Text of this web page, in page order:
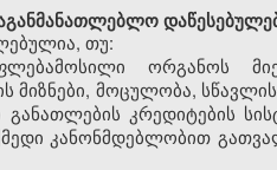
თუ:
ორგანოს
მიზნები, მოცულობა,
განათლების კრედიტების
კანონმდებლობით